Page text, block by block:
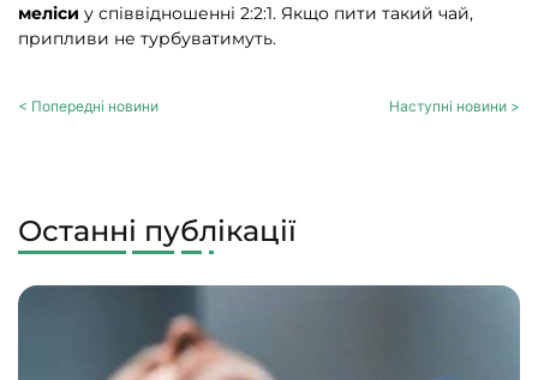
меліси у співвідношенні 2:2:1. Якщо пити такий чай,
припливи не турбуватимуть.
< Попередні новини Наступні новини >
Останні публікації